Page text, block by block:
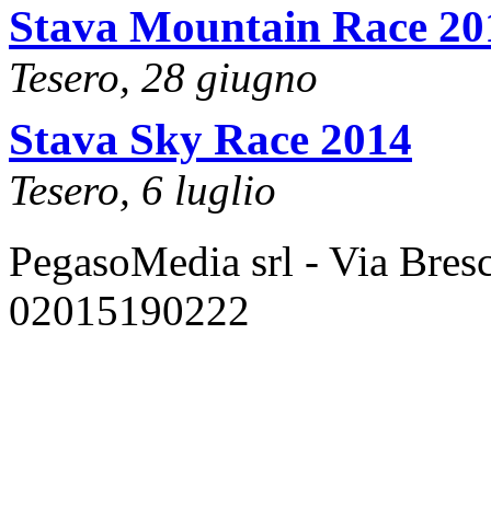
Stava Mountain Race
Tesero, 28 giugno
Stava Sky Race 2014
Tesero, 6 luglio
PegasoMedia srl - Via
02015190222